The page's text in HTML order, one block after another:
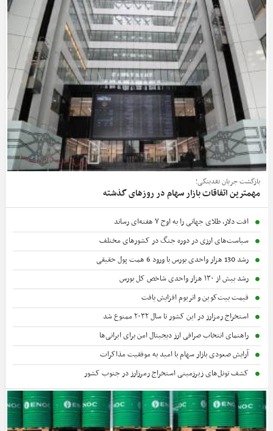
بازگشت جریان نقدینگی؛
مهمترین اتفاقات بازار سهام در روزهای گذشته
افت دلار، طلای جهانی را به اوج ۷ هفته‌ای رساند
سیاست‌های ارزی در دوره جنگ در کشورهای مختلف
رشد 130 هزار واحدی بورس با ورود 6 همت پول حقیقی
رشد بیش از ۱۳۰ هزار واحدی شاخص کل بورس
قیمت بیت‌کوین و اتریوم افزایش یافت
استخراج رمزارز در این کشور تا سال ۲۰۳۲ ممنوع شد
راهنمای انتخاب صرافی ارز دیجیتال امن برای ایرانی‌ها
آرایش صعودی بازار سهام با امید به موفقیت مذاکرات
کشف تونل‌های زیرزمینی استخراج رمرزارز در جنوب کشور